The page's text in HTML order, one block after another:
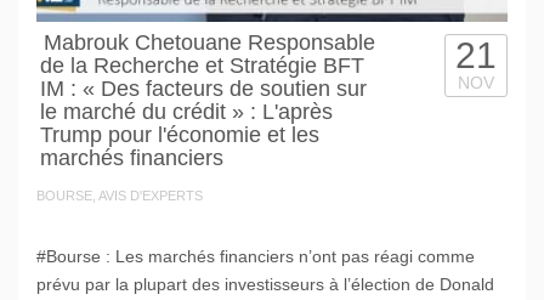
Mabrouk Chetouane Responsable
de la Recherche et Stratégie BFT
IM : « Des facteurs de soutien sur
le marché du crédit » : L'après
Trump pour l'économie et les
marchés financiers
BOURSE, AVIS D'EXPERTS
21
NOV
#Bourse : Les marchés financiers n’ont pas réagi comme
prévu par la plupart des investisseurs à l’élection de Donald